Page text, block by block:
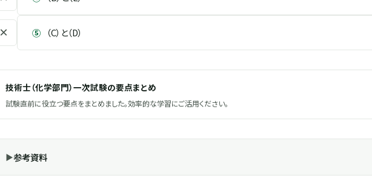
× ⑤ （C）と（D）
技術士（化学部門）一次試験の要点まとめ
試験直前に役立つ要点をまとめました。効率的な学習にご活用ください。
参考資料